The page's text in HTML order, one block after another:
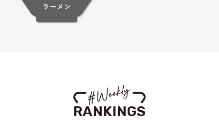
RANKINGS